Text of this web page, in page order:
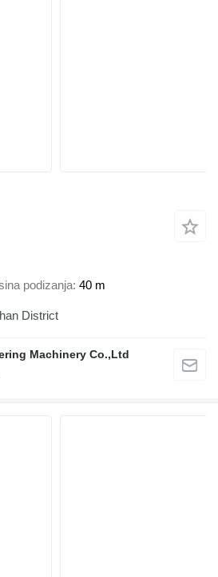
podizanja 40 m
District
Machinery Co.,Ltd